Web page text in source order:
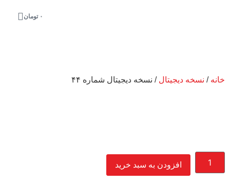
۰ تومان
خانه / نسخه دیجیتال / نسخه دیجیتال شماره ۴۴
افزودن به سبد خرید